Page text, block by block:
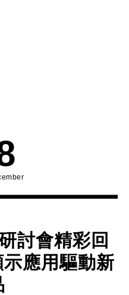
討會精彩回
應用驅動新